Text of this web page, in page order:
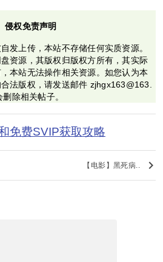
侵权免责声明
发上传，本站不存储任何实质资源。
资源，其版权归版权方所有，其实际
本站无法操作相关资源。如您认为本
法版权，请发送邮件 zjhgx163@163.
除相关帖子。
免费SVIP获取攻略
【电影】黑死病.. keyboard_arrow_right